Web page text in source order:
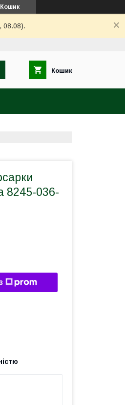
Кошик
08.08).
Кошик
8245-036-